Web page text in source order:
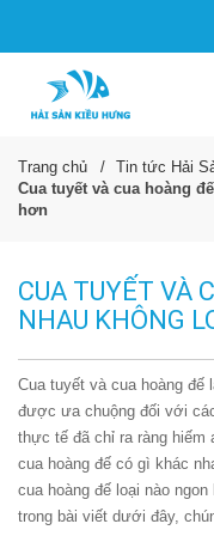
Trang chủ
Tin tức Hải
Cua tuyết và cua hoàng
hơn
CUA TUYẾT VÀ
NHAU KHÔNG
Cua tuyết và cua hoàng đế
được ưa chuộng đối với
thực tế đã chỉ ra ràng
cua hoàng đế có gì khác
cua hoàng đế loại nào
trong bài viết dưới đây,